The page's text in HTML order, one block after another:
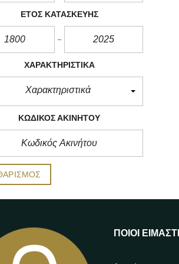
ΈΤΟΣ ΚΑΤΑΣΚΕΥΉΣ
ΧΑΡΑΚΤΗΡΙΣΤΙΚΆ
Χαρακτηριστικά
ΚΩΔΙΚΌΣ ΑΚΙΝΉΤΟΥ
ΠΟΙΟΙ